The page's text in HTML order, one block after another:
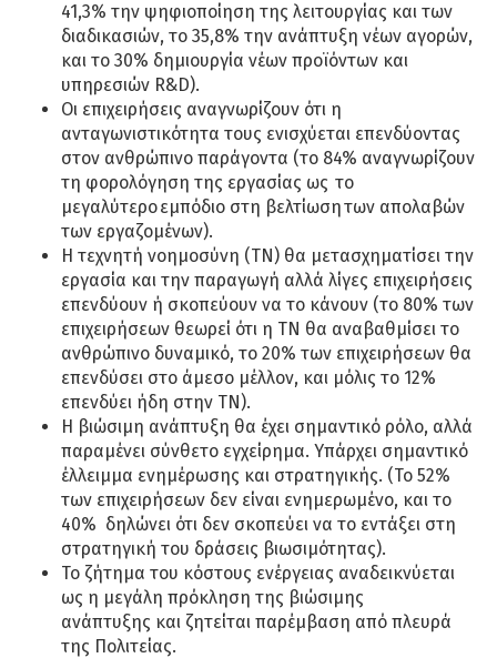
41,3% την ψηφιοποίηση της λειτουργίας και των
διαδικασιών, το 35,8% την ανάπτυξη νέων αγορών,
και το 30% δημιουργία νέων προϊόντων και
υπηρεσιών R&D).
Οι επιχειρήσεις αναγνωρίζουν ότι η
ανταγωνιστικότητα τους ενισχύεται επενδύοντας
στον ανθρώπινο παράγοντα (το 84% αναγνωρίζουν
τη φορολόγηση της εργασίας ως το
μεγαλύτερο εμπόδιο στη βελτίωση των απολαβών
των εργαζομένων).
Η τεχνητή νοημοσύνη (ΤΝ) θα μετασχηματίσει την
εργασία και την παραγωγή αλλά λίγες επιχειρήσεις
επενδύουν ή σκοπεύουν να το κάνουν (το 80% των
επιχειρήσεων θεωρεί ότι η ΤΝ θα αναβαθμίσει το
ανθρώπινο δυναμικό, το 20% των επιχειρήσεων θα
επενδύσει στο άμεσο μέλλον, και μόλις το 12%
επενδύει ήδη στην ΤΝ).
Η βιώσιμη ανάπτυξη θα έχει σημαντικό ρόλο, αλλά
παραμένει σύνθετο εγχείρημα. Υπάρχει σημαντικό
έλλειμμα ενημέρωσης και στρατηγικής. (Το 52%
των επιχειρήσεων δεν είναι ενημερωμένο, και το
40% δηλώνει ότι δεν σκοπεύει να το εντάξει στη
στρατηγική του δράσεις βιωσιμότητας).
Το ζήτημα του κόστους ενέργειας αναδεικνύεται
ως η μεγάλη πρόκληση της βιώσιμης
ανάπτυξης και ζητείται παρέμβαση από πλευρά
της Πολιτείας.